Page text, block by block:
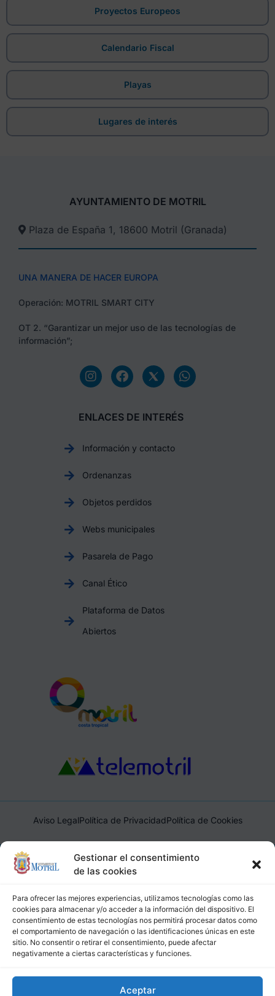
Gestionar el consentimiento
de las cookies
Para ofrecer las mejores experiencias, utilizamos tecnologías como las
cookies para almacenar y/o acceder a la información del dispositivo. El
consentimiento de estas tecnologías nos permitirá procesar datos como
el comportamiento de navegación o las identificaciones únicas en este
sitio. No consentir o retirar el consentimiento, puede afectar
negativamente a ciertas características y funciones.
Aceptar
Proyectos Europeos
Calendario Fiscal
Playas
Lugares de interés
AYUNTAMIENTO DE MOTRIL
Plaza de España 1, 18600 Motril (Granada)​
UNA MANERA DE HACER EUROPA
Operación: MOTRIL SMART CITY
OT 2. “Garantizar un mejor uso de las tecnologías de
información”;
ENLACES DE INTERÉS
Información y contacto
Ordenanzas
Objetos perdidos
Webs municipales
Pasarela de Pago
Canal Ético
Plataforma de Datos
Abiertos
Aviso LegalPolítica de PrivacidadPolítica de Cookies
Ayuntamiento de Motril, Plaza de España, 1, 18600, Motril,
(Granada), CIF: P1814200J, DIR3: L01181400